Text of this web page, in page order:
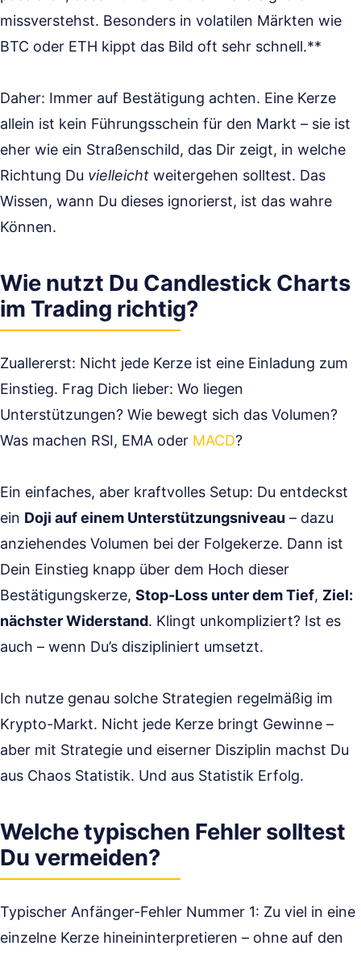
missverstehst. Besonders in volatilen Märkten wie
BTC oder ETH kippt das Bild oft sehr schnell.**
Daher: Immer auf Bestätigung achten. Eine Kerze
allein ist kein Führungsschein für den Markt – sie ist
eher wie ein Straßenschild, das Dir zeigt, in welche
Richtung Du vielleicht weitergehen solltest. Das
Wissen, wann Du dieses ignorierst, ist das wahre
Können.
Wie nutzt Du Candlestick Charts
im Trading richtig?
Zuallererst: Nicht jede Kerze ist eine Einladung zum
Einstieg. Frag Dich lieber: Wo liegen
Unterstützungen? Wie bewegt sich das Volumen?
Was machen RSI, EMA oder MACD?
Ein einfaches, aber kraftvolles Setup: Du entdeckst
ein Doji auf einem Unterstützungsniveau – dazu
anziehendes Volumen bei der Folgekerze. Dann ist
Dein Einstieg knapp über dem Hoch dieser
Bestätigungskerze, Stop-Loss unter dem Tief, Ziel:
nächster Widerstand. Klingt unkompliziert? Ist es
auch – wenn Du’s diszipliniert umsetzt.
Ich nutze genau solche Strategien regelmäßig im
Krypto-Markt. Nicht jede Kerze bringt Gewinne –
aber mit Strategie und eiserner Disziplin machst Du
aus Chaos Statistik. Und aus Statistik Erfolg.
Welche typischen Fehler solltest
Du vermeiden?
Typischer Anfänger-Fehler Nummer 1: Zu viel in eine
einzelne Kerze hineininterpretieren – ohne auf den